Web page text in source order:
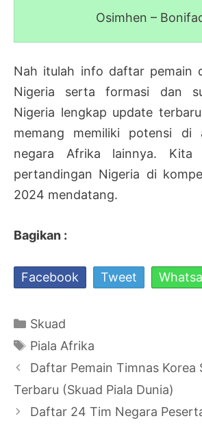
Osimhen –
Nah itulah info daftar pemain
Nigeria serta formasi dan
Nigeria lengkap update
memang memiliki potensi di
negara Afrika lainnya. Kita
pertandingan Nigeria di
2024 mendatang.
Bagikan :
Facebook Tweet
Kategori
Skuad
Tag
Piala Afrika
Navigasi
Tulisan
Daftar Pemain Timnas Korea
Terbaru (Skuad Piala Dunia)
Daftar 24 Tim Negara